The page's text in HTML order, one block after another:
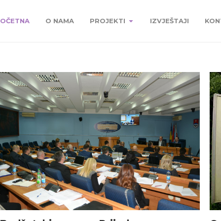
O NAMA PROJEKTI IZVJEŠTAJI